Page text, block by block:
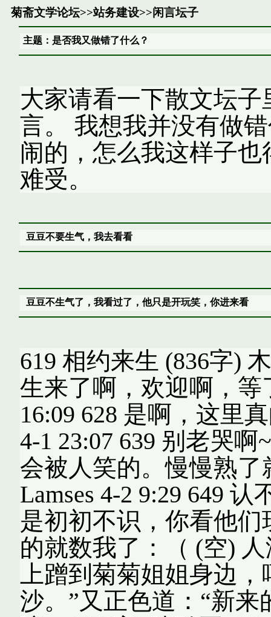
菊斋文学论坛>>站务建设>>闲言坛子
主题：是否我又做错了什么？
大家请看一下散文坛子
言。 我想我并没有做
闹的，怎么我这样子
难受。
豆豆不要生气，我去看看
豆豆不生气了，我看过了，他只是开玩笑，你进来看
619 相约来生 (836字)
生来了啊，欢迎啊，等
16:09 628 是啊，这里
4-1 23:07 639 别老哭
会被人笑的。慢慢熟
Lamses 4-2 9:29 649
是初初不识，你看他
的就数我了：（ (空) 人
上蹭到菊菊姐姐身边
沙。”又正色道：“新